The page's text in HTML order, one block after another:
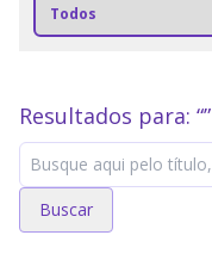
Resultados para: “”
Buscar